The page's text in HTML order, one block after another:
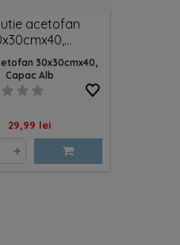
30x30cmx40,
Capac Alb
Pret
29,99 lei
+